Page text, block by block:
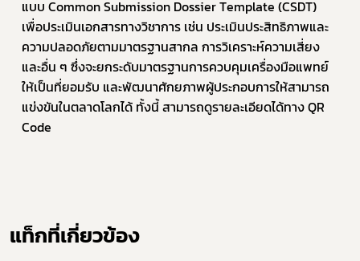
แบบ Common Submission Dossier Template (CSDT)
เพื่อประเมินเอกสารทางวิชาการ เช่น ประเมินประสิทธิภาพและ
ความปลอดภัยตามมาตรฐานสากล การวิเคราะห์ความเสี่ยง
และอื่น ๆ ซึ่งจะยกระดับมาตรฐานการควบคุมเครื่องมือแพทย์
ให้เป็นที่ยอมรับ และพัฒนาศักยภาพผู้ประกอบการให้สามารถ
แข่งขันในตลาดโลกได้ ทั้งนี้ สามารถดูรายละเอียดได้ทาง QR
Code
แท็กที่เกี่ยวข้อง